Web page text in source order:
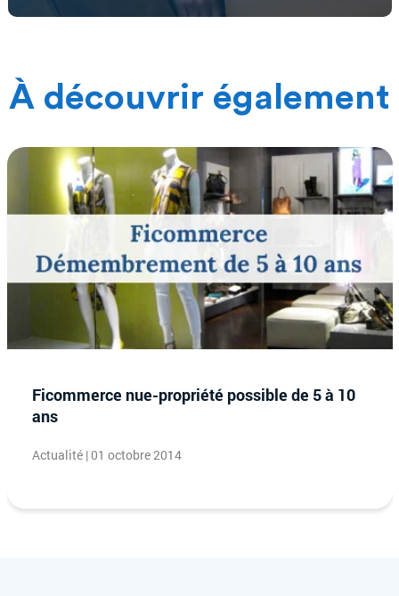
À découvrir également
Ficommerce nue-propriété possible de 5 à 10
ans
Actualité | 01 octobre 2014